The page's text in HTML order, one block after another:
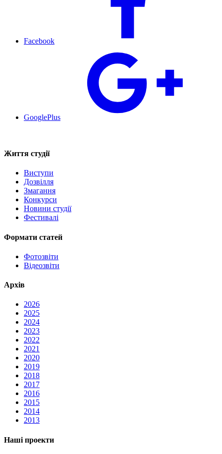
Facebook
GooglePlus
Життя студії
Виступи
Дозвілля
Змагання
Конкурси
Новини студії
Фестивалі
Формати статей
Фотозвіти
Відеозвіти
Архів
2026
2025
2024
2023
2022
2021
2020
2019
2018
2017
2016
2015
2014
2013
Наші проекти